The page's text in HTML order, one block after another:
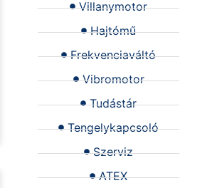
Villanymotor
Hajtómű
Frekvenciaváltó
Vibromotor
Tudástár
Tengelykapcsoló
Szerviz
ATEX